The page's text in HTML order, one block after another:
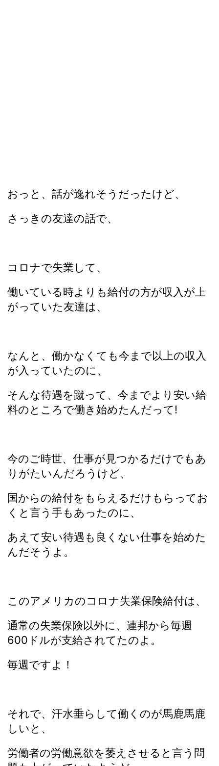
おっと、話が逸れそうだったけど、
さっきの友達の話で、
コロナで失業して、
働いている時よりも給付の方が収入が上
がっていた友達は、
なんと、働かなくても今まで以上の収入
が入っていたのに、
そんな待遇を蹴って、今までより安い給
料のところで働き始めたんだって!
今のご時世、仕事が見つかるだけでもあ
りがたいんだろうけど、
国からの給付をもらえるだけもらってお
くと言う手もあったのに、
あえて安い待遇も良くない仕事を始めた
んだそうよ。
このアメリカのコロナ失業保険給付は、
通常の失業保険以外に、連邦から毎週
600ドルが支給されてたのよ。
毎週ですよ！
それで、汗水垂らして働くのが馬鹿馬鹿
しいと、
労働者の労働意欲を萎えさせると言う問